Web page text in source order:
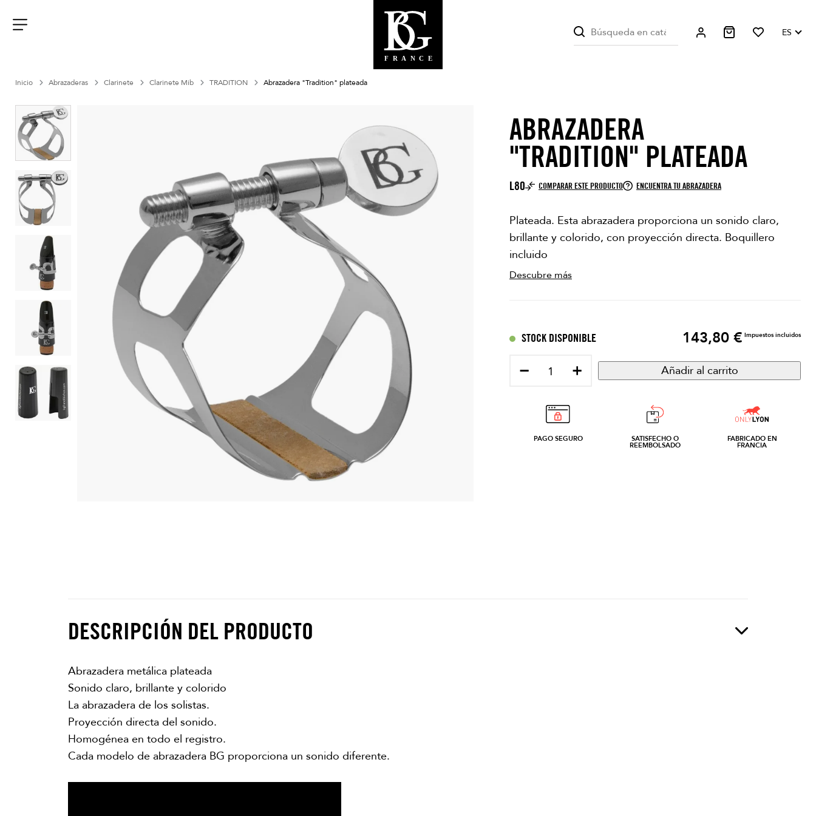
contenu
ES
Inicio Abrazaderas Clarinete Clarinete Mib TRADITION Abrazadera "Tradition" plateada
ABRAZADERA
"TRADITION" PLATEADA
L80 COMPARAR ESTE PRODUCTO ENCUENTRA TU ABRAZADERA
Plateada. Esta abrazadera proporciona un sonido claro,
brillante y colorido, con proyección directa. Boquillero
incluido
Descubre más
STOCK DISPONIBLE Precio
143,80 € Impuestos incluidos
− + Añadir al carrito
PAGO SEGURO SATISFECHO O
REEMBOLSADO
FABRICADO EN
FRANCIA
DESCRIPCIÓN DEL PRODUCTO
Abrazadera metálica plateada
Sonido claro, brillante y colorido
La abrazadera de los solistas.
Proyección directa del sonido.
Homogénea en todo el registro.
Cada modelo de abrazadera BG proporciona un sonido diferente.